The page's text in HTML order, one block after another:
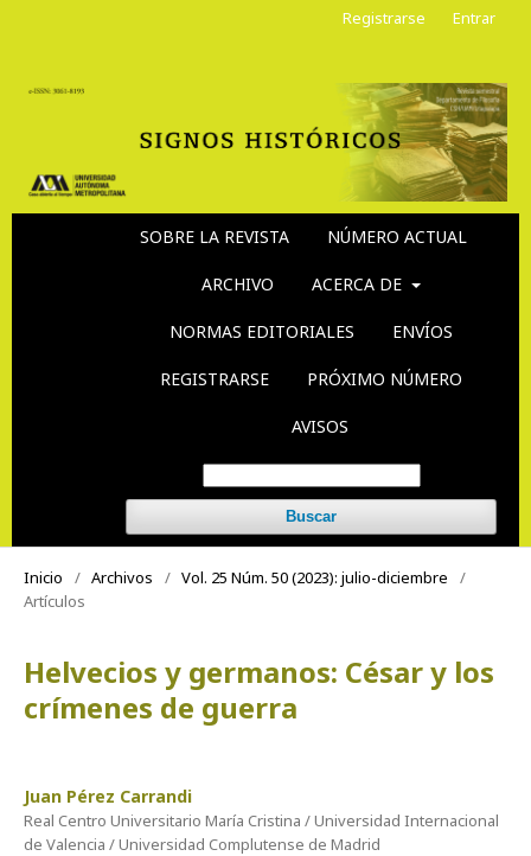
SOBRE LA REVISTA NÚMERO ACTUAL
ARCHIVO ACERCA DE
NORMAS EDITORIALES ENVÍOS
REGISTRARSE PRÓXIMO NÚMERO
AVISOS
Buscar
Registrarse Entrar
Inicio / Archivos / Vol. 25 Núm. 50 (2023): julio-diciembre
/
Artículos
Helvecios y germanos: César y los
crímenes de guerra
Juan Pérez Carrandi
Real Centro Universitario María Cristina / Universidad Internacional
de Valencia / Universidad Complutense de Madrid